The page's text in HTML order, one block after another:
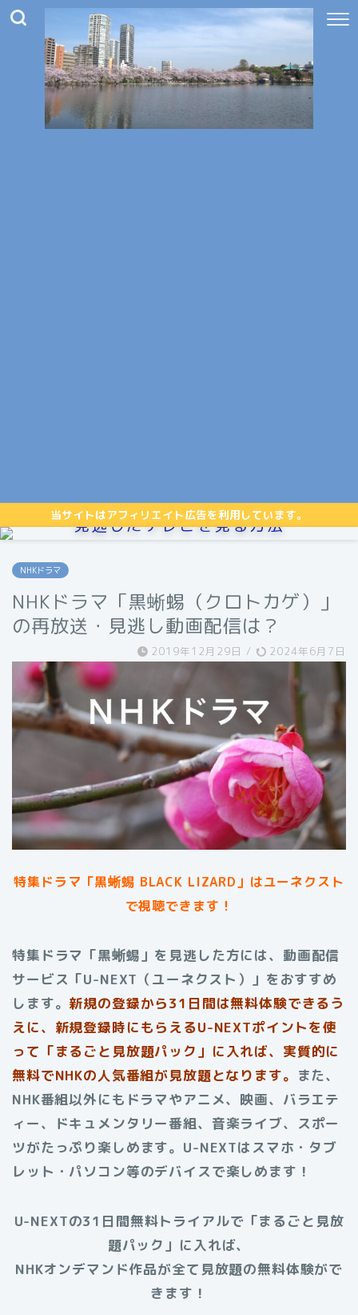
当サイトはアフィリエイト広告を利用しています。
見逃したテレビを見る方法
NHKドラマ
NHKドラマ「黒蜥蜴（クロトカゲ）」
の再放送・見逃し動画配信は？
2019年12月29日 / 2024年6月7日
特集ドラマ「黒蜥蜴 BLACK LIZARD」はユーネクスト
で視聴できます！
特集ドラマ「黒蜥蜴」を見逃した方には、動画配信
サービス「U-NEXT（ユーネクスト）」をおすすめ
します。 新規の登録から31日間は無料体験できるう
えに、新規登録時にもらえるU-NEXTポイントを使
って「まるごと見放題パック」に入れば、実質的に
無料でNHKの人気番組が見放題となります。 また、
NHK番組以外にもドラマやアニメ、映画、バラエテ
ィー、ドキュメンタリー番組、音楽ライブ、スポー
ツがたっぷり楽しめます。U-NEXTはスマホ・タブ
レット・パソコン等のデバイスで楽しめます！
U-NEXTの31日間無料トライアルで「まるごと見放
題パック」に入れば、
NHKオンデマンド作品が全て見放題の無料体験がで
きます！